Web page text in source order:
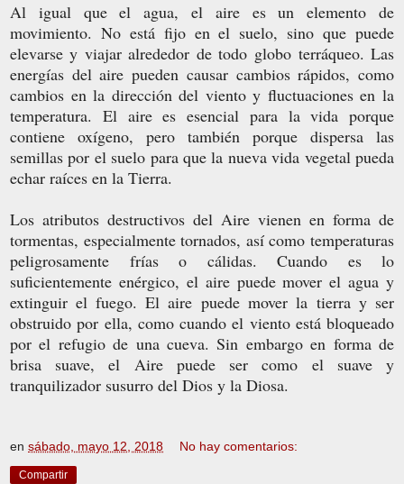
Al igual que el agua, el aire es un elemento de
movimiento. No está fijo en el suelo, sino que puede
elevarse y viajar alrededor de todo globo terráqueo. Las
energías del aire pueden causar cambios rápidos, como
cambios en la dirección del viento y fluctuaciones en la
temperatura. El aire es esencial para la vida porque
contiene oxígeno, pero también porque dispersa las
semillas por el suelo para que la nueva vida vegetal pueda
echar raíces en la Tierra.
Los atributos destructivos del Aire vienen en forma de
tormentas, especialmente tornados, así como temperaturas
peligrosamente frías o cálidas. Cuando es lo
suficientemente enérgico, el aire puede mover el agua y
extinguir el fuego. El aire puede mover la tierra y ser
obstruido por ella, como cuando el viento está bloqueado
por el refugio de una cueva. Sin embargo en forma de
brisa suave, el Aire puede ser como el suave y
tranquilizador susurro del Dios y la Diosa.
en sábado, mayo 12, 2018 No hay comentarios:
Compartir